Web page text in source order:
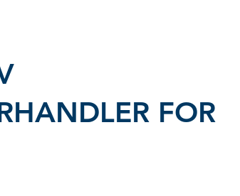
FOR